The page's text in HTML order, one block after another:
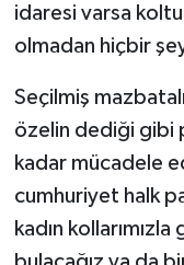
idaresi varsa
olmadan hiçbir
Seçilmiş
özelin dediği gibi
kadar mücadele
cumhuriyet halk
kadın